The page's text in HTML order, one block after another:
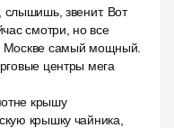
звенит. Вот
смотри, но все
Москве самый мощный.
центры мега
крышу
крышку чайника,